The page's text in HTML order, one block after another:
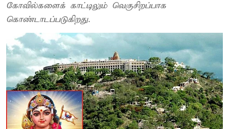
கோவில்களைக் காட்டிலும் வெகுசிறப்பாக
கொண்டாடப்படுகிறது.